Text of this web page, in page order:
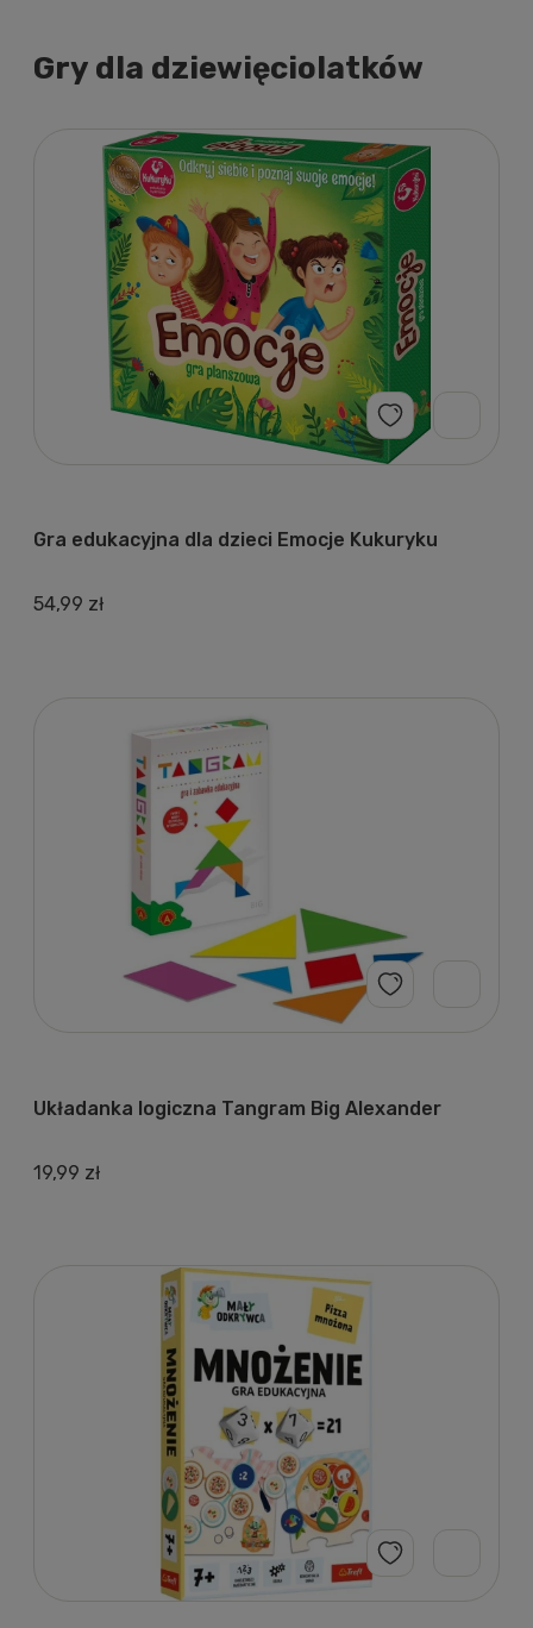
Gry dla dziewięciolatków
Gra edukacyjna dla dzieci Emocje Kukuryku
54,99 zł
Układanka logiczna Tangram Big Alexander
19,99 zł